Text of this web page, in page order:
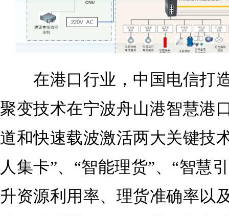
在港口行业，中国电信打造
聚变技术在宁波舟山港智慧港
道和快速载波激活两大关键技
人集卡”、“智能理货”、“智慧
升资源利用率、理货准确率以